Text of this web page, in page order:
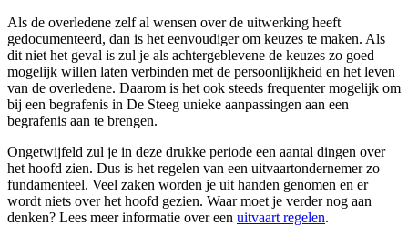
Als de overledene zelf al wensen over de uitwerking heeft
gedocumenteerd, dan is het eenvoudiger om keuzes te maken. Als
dit niet het geval is zul je als achtergeblevene de keuzes zo goed
mogelijk willen laten verbinden met de persoonlijkheid en het leven
van de overledene. Daarom is het ook steeds frequenter mogelijk om
bij een begrafenis in De Steeg unieke aanpassingen aan een
begrafenis aan te brengen.
Ongetwijfeld zul je in deze drukke periode een aantal dingen over
het hoofd zien. Dus is het regelen van een uitvaartondernemer zo
fundamenteel. Veel zaken worden je uit handen genomen en er
wordt niets over het hoofd gezien. Waar moet je verder nog aan
denken? Lees meer informatie over een uitvaart regelen.